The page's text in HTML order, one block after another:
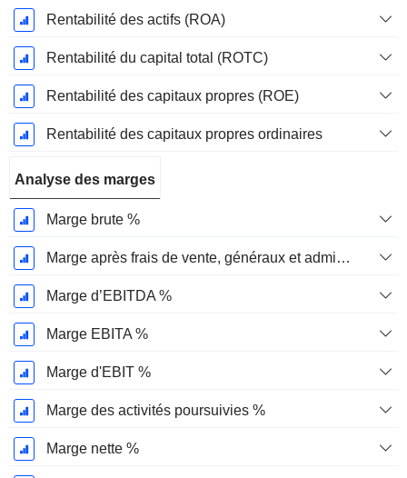
Décembre
Rentabilité des actifs (ROA)
Rentabilité du capital total (ROTC)
Rentabilité des capitaux propres (ROE)
Rentabilité des capitaux propres ordinaires
Analyse des marges
Marge brute %
Marge après frais de vente, généraux et administratifs %
Marge d’EBITDA %
Marge EBITA %
Marge d'EBIT %
Marge des activités poursuivies %
Marge nette %